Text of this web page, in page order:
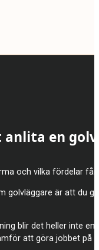
anlita en
och vilka fördelar
golvläggare är att du
blir det heller inte
att göra jobbet på